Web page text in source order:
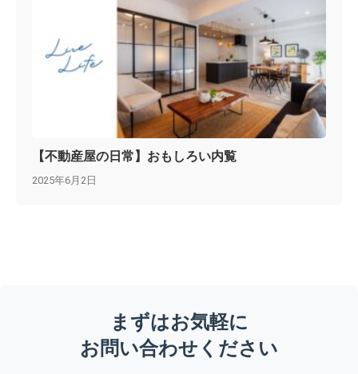
【不動産屋の日常】おもしろい内覧
2025年6月2日
まずはお気軽に
お問い合わせください